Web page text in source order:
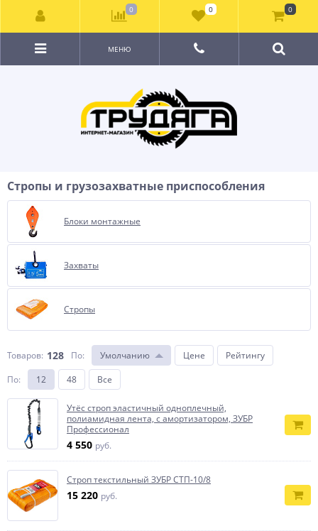
МЕНЮ
Стропы и грузозахватные приспособления
Блоки монтажные
Захваты
Стропы
Товаров: 128 По: Умолчанию Цене
Рейтингу
По: 12 48 Все
Утёс cтроп эластичный одноплечный,
полиамидная лента, с амортизатором, ЗУБР
Профессионал
4 550 руб.
Строп текстильный ЗУБР СТП-10/8
15 220 руб.
0 0 0